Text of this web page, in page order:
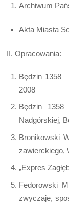
Archiwum
Akta Miasta
II. Opracowania:
Będzin 1358
2008
Będzin
Nadgórskiej,
Bronikowski
zawierckiego,
„Expres
Fedorowski
zwyczaje,